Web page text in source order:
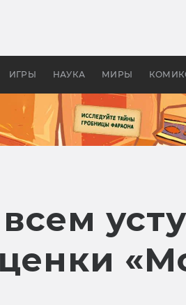
ИГРЫ НАУКА МИРЫ
апокалипсис, в России —